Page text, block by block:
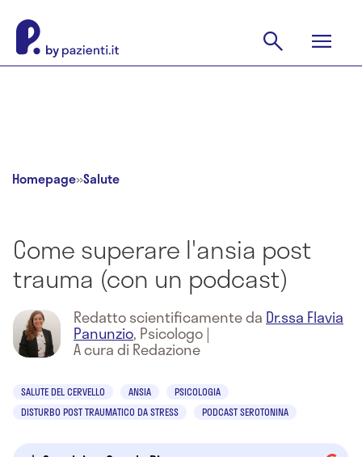
Homepage»Salute
Come superare l'ansia post
trauma (con un podcast)
Redatto scientificamente da Dr.ssa Flavia
Panunzio, Psicologo|
A cura di Redazione
SALUTE DEL CERVELLO ANSIA
PSICOLOGIA
DISTURBO POST TRAUMATICO DA STRESS
PODCAST SEROTONINA